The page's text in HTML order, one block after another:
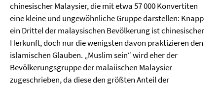
chinesischer Malaysier, die mit etwa 57 000 Konvertiten
eine kleine und ungewöhnliche Gruppe darstellen: Knapp
ein Drittel der malaysischen Bevölkerung ist chinesischer
Herkunft, doch nur die wenigsten davon praktizieren den
islamischen Glauben. „Muslim sein“ wird eher der
Bevölkerungsgruppe der malaiischen Malaysier
zugeschrieben, da diese den größten Anteil der